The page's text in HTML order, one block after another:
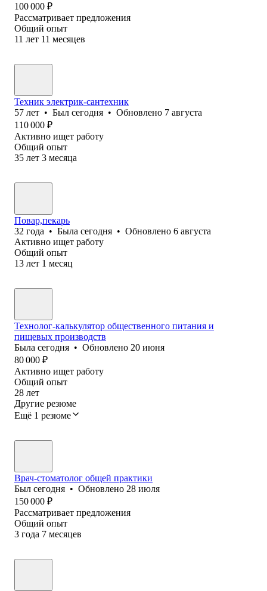
100 000 ₽
Рассматривает предложения
Общий опыт
11 лет 11 месяцев
Техник электрик-сантехник
57 лет • Был сегодня • Обновлено 7 августа
110 000 ₽
Активно ищет работу
Общий опыт
35 лет 3 месяца
Повар,пекарь
32 года • Была сегодня • Обновлено 6 августа
Активно ищет работу
Общий опыт
13 лет 1 месяц
Технолог-калькулятор общественного питания и
пищевых производств
Была сегодня • Обновлено 20 июня
80 000 ₽
Активно ищет работу
Общий опыт
28 лет
Другие резюме
Ещё 1 резюме
Врач-стоматолог общей практики
Был сегодня • Обновлено 28 июля
150 000 ₽
Рассматривает предложения
Общий опыт
3 года 7 месяцев